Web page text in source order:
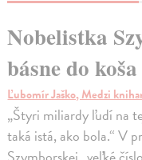
Nobelistka
básne do koša
Ľubomír Jaško, Medzi
„Štyri miliardy ľudí na
taká istá, ako bola.“ V